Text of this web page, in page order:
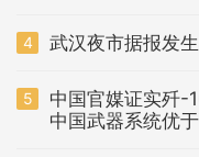
4 武汉夜市据报发
5
中国官媒证实歼-
中国武器系统优